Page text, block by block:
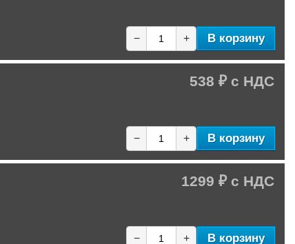
− + В корзину
538 ₽
− + В корзину
1299 ₽
− + В корзину